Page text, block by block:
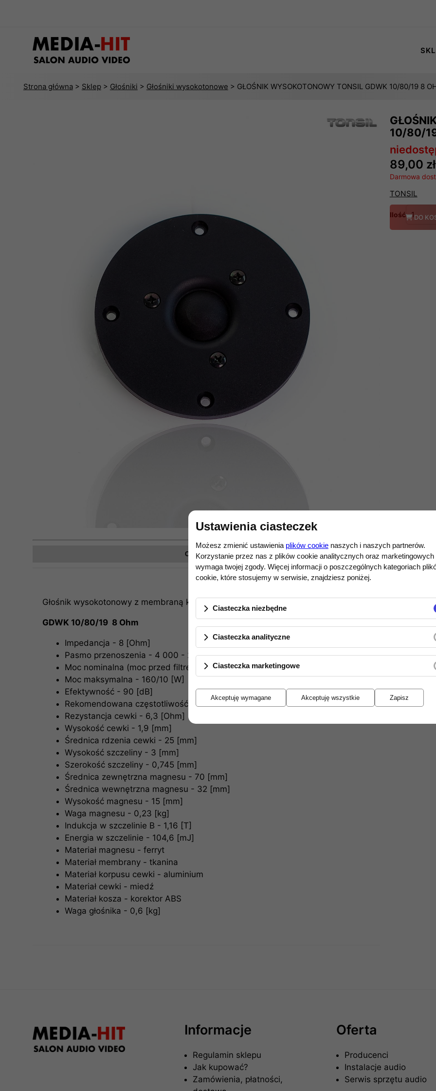
Strona główna> Sklep> Głośniki > Głośniki wysokotonowe > GŁOŚNIK WYSOKOTONOWY TONSIL GDWK 10/80/19 8
10/80/
89,00 zł
Darmowa
TONSIL
Ilość DO
Opis produktu
Głośnik wysokotonowy z membraną kopułkową z tkaniny.
GDWK 10/80/19 8 Ohm
Impedancja - 8 [Ohm]
Pasmo przenoszenia - 4 000 - 20 000 [Hz]
Moc nominalna (moc przed filtrem/moc za filtrem) - 80/5 [W]
Moc maksymalna - 160/10 [W]
Efektywność - 90 [dB]
Rekomendowana częstotliwość podziału - 4 800 [Hz]
Rezystancja cewki - 6,3 [Ohm]
Wysokość cewki - 1,9 [mm]
Średnica rdzenia cewki - 25 [mm]
Wysokość szczeliny - 3 [mm]
Szerokość szczeliny - 0,745 [mm]
Średnica zewnętrzna magnesu - 70 [mm]
Średnica wewnętrzna magnesu - 32 [mm]
Wysokość magnesu - 15 [mm]
Waga magnesu - 0,23 [kg]
Indukcja w szczelinie B - 1,16 [T]
Energia w szczelinie - 104,6 [mJ]
Materiał magnesu - ferryt
Materiał membrany - tkanina
Materiał korpusu cewki - aluminium
Materiał cewki - miedź
Materiał kosza - korektor ABS
Waga głośnika - 0,6 [kg]
Informacje
Regulamin sklepu
Jak kupować?
Zamówienia, płatności,
Oferta
Producenci
Instalacje audio
Serwis sprzętu audio
Ustawienia ciasteczek
Możesz zmienić ustawienia plików cookie naszych i naszych partnerów.
Korzystanie przez nas z plików cookie analitycznych oraz marketingowych
wymaga twojej zgody. Więcej informacji o poszczególnych kategoriach
cookie, które stosujemy w serwisie, znajdziesz poniżej.
Ciasteczka niezbędne
Ciasteczka analityczne
Ciasteczka marketingowe
Akceptuję wymagane Akceptuję wszystkie Zapisz